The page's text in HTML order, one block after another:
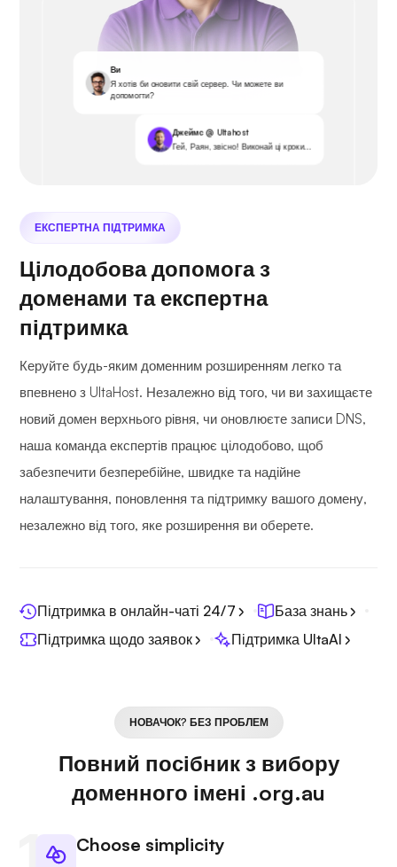
Ви
Я хотів би оновити свій сервер. Чи можете ви
допомогти?
Джеймс @ Ultahost
Гей, Раян, звісно! Виконай ці кроки...
ЕКСПЕРТНА ПІДТРИМКА
Цілодобова допомога з
доменами та експертна
підтримка
Керуйте будь-яким доменним розширенням легко та
впевнено з UltaHost. Незалежно від того, чи ви захищаєте
новий домен верхнього рівня, чи оновлюєте записи DNS,
наша команда експертів працює цілодобово, щоб
забезпечити безперебійне, швидке та надійне
налаштування, поновлення та підтримку вашого домену,
незалежно від того, яке розширення ви оберете.
Підтримка в онлайн-чаті 24/7
База знань
Підтримка щодо заявок
Підтримка UltaAI
НОВАЧОК? БЕЗ ПРОБЛЕМ
Повний посібник з вибору
доменного імені .org.au
Choose simplicity